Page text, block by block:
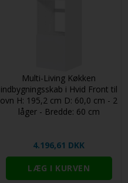
Multi-Living Køkken
indbygningsskab i Hvid Front til
ovn H: 195,2 cm D: 60,0 cm - 2
låger - Bredde: 60 cm
4.196,61 DKK